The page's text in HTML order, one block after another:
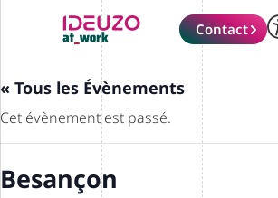
Contact
« Tous les Évènements
Cet évènement est passé.
Besançon